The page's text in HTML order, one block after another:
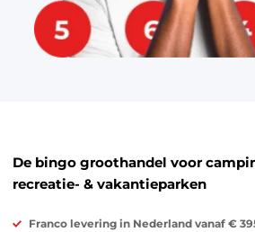
De bingo groothandel voor
recreatie- & vakantieparken
Franco levering in Nederland vanaf €